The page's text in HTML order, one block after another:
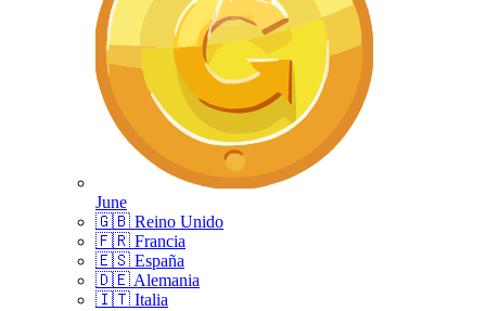
June
🇬🇧 Reino Unido
🇫🇷 Francia
🇪🇸 España
🇩🇪 Alemania
🇮🇹 Italia